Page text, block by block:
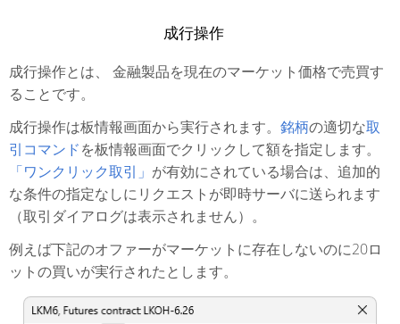
成行操作
成行操作とは、 金融製品を現在のマーケット価格で売買す
ることです。
成行操作は板情報画面から実行されます。 銘柄の適切な取
引コマンドを板情報画面でクリックして額を指定します。
「ワンクリック取引」 が有効にされている場合は、追加的
な条件の指定なしにリクエストが即時サーバに送られます
（取引ダイアログは表示されません）。
例えば下記のオファーがマーケットに存在しないのに20ロ
ットの買いが実行されたとします。